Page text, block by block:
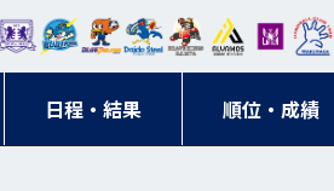
日程・結果 順位・成績
BM
ドリ
ーム
ス
寺ブ
ルー
サン
ーフ
ァル
コン
ニッ キン
ス大
阪
エゾ